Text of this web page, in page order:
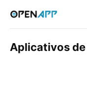
Aplicativos